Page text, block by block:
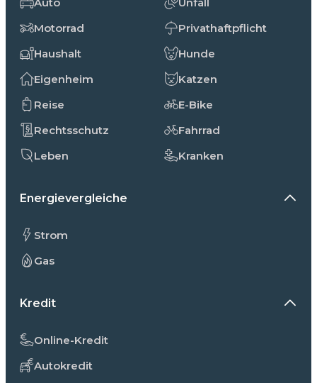
Motorrad
Haushalt
Eigenheim
Reise
Rechtsschutz
Leben
Privathaftpflicht
Hunde
Katzen
E-Bike
Fahrrad
Kranken
Energievergleiche
Strom
Gas
Kredit
Online-Kredit
Autokredit